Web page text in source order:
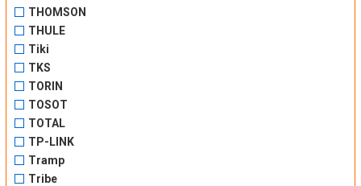
THOMSON
THULE
Tiki
TKS
TORIN
TOSOT
TOTAL
TP-LINK
Tramp
Tribe